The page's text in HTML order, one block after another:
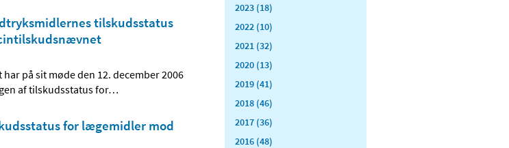
tilskudsstatus
på sit møde den 12. december 2006
af tilskudsstatus for…
for lægemidler mod
2023 (18)
2022 (10)
2021 (32)
2020 (13)
2019 (41)
2018 (46)
2017 (36)
2016 (48)